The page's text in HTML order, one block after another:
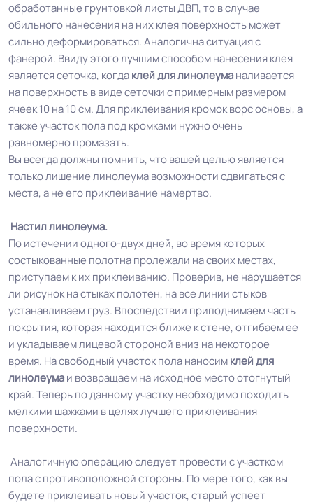
обработанные грунтовкой листы ДВП, то в случае
обильного нанесения на них клея поверхность может
сильно деформироваться. Аналогична ситуация с
фанерой. Ввиду этого лучшим способом нанесения клея
является сеточка, когдаклей для линолеуманаливается
на поверхность в виде сеточки с примерным размером
ячеек 10 на 10 см. Для приклеивания кромок ворс основы, а
также участок пола под кромками нужно очень
равномерно промазать.
Вы всегда должны помнить, что вашей целью является
только лишение линолеума возможности сдвигаться с
места, а не его приклеивание намертво.
Настил линолеума.
По истечении одного-двух дней, во время которых
состыкованные полотна пролежали на своих местах,
приступаем к их приклеиванию. Проверив, не нарушается
ли рисунок на стыках полотен, на все линии стыков
устанавливаем груз. Впоследствии приподнимаем часть
покрытия, которая находится ближе к стене, отгибаем ее
и укладываем лицевой стороной вниз на некоторое
время. На свободный участок пола наносимклей для
линолеумаи возвращаем на исходное место отогнутый
край. Теперь по данному участку необходимо походить
мелкими шажками в целях лучшего приклеивания
поверхности.
Аналогичную операцию следует провести с участком
пола с противоположной стороны. По мере того, как вы
будете приклеивать новый участок, старый успеет